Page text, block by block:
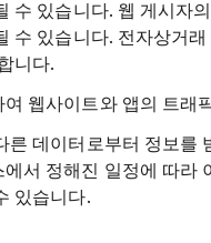
수 있습니다. 웹 게시자
수 있습니다. 전자상거
니다.
웹사이트와 앱의 트래
른 데이터로부터 정보를
서 정해진 일정에 따라
있습니다.